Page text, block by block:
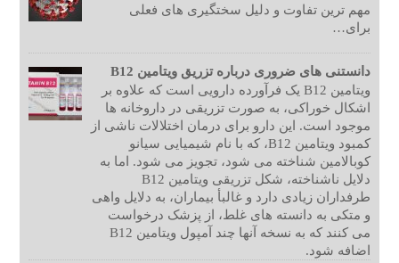
مهم ترین تفاوت و دلیل سختگیری های فعلی
برای…
دانستنی های ضروری درباره تزریق ویتامین B12
ویتامین B12 یک فرآورده دارویی است که علاوه بر
اشکال خوراکی، به صورت تزریقی در داروخانه ها
موجود است. این دارو برای درمان اختلالات ناشی از
کمبود ویتامین B12، که با نام شیمیایی سیانو
کوبالامین شناخته می شود، تجویز می شود. اما به
دلایل ناشناخته، شکل تزریقی ویتامین B12
طرفداران زیادی دارد و غالبأ بیماران، به دلایل واهی
و متکی به دانسته های غلط، از پزشک درخواست
می کنند که به نسخه آنها چند آمپول ویتامین B12
اضافه شود.